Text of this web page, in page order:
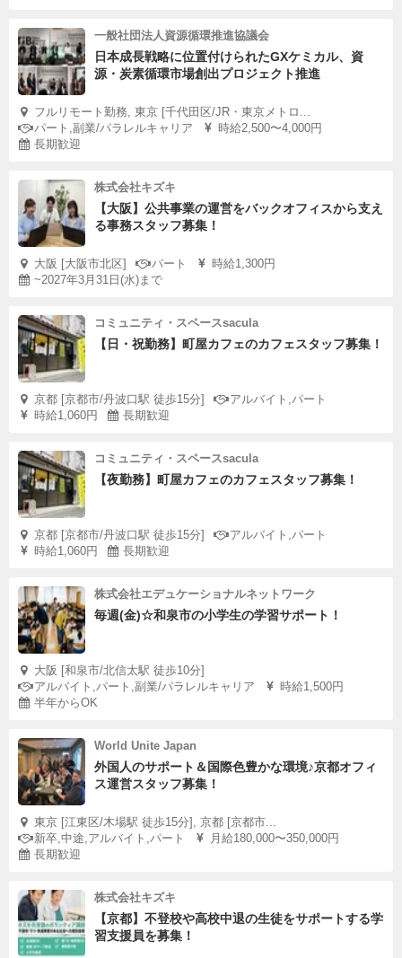
一般社団法人資源循環推進協議会
日本成長戦略に位置付けられたGXケミカル、資
源・炭素循環市場創出プロジェクト推進
フルリモート勤務, 東京 [千代田区/JR・東京メトロ...
パート,副業/パラレルキャリア
時給2,500〜4,000円
長期歓迎
株式会社キズキ
【大阪】公共事業の運営をバックオフィスから支え
る事務スタッフ募集！
大阪 [大阪市北区] パート
時給1,300円
~2027年3月31日(水)まで
コミュニティ・スペースsacula
【日・祝勤務】町屋カフェのカフェスタッフ募集！
京都 [京都市/丹波口駅 徒歩15分]
アルバイト,パート
時給1,060円
長期歓迎
コミュニティ・スペースsacula
【夜勤務】町屋カフェのカフェスタッフ募集！
京都 [京都市/丹波口駅 徒歩15分]
アルバイト,パート
時給1,060円
長期歓迎
株式会社エデュケーショナルネットワーク
毎週(金)☆和泉市の小学生の学習サポート！
大阪 [和泉市/北信太駅 徒歩10分]
アルバイト,パート,副業/パラレルキャリア
時給1,500円
半年からOK
World Unite Japan
外国人のサポート＆国際色豊かな環境♪京都オフィ
ス運営スタッフ募集！
東京 [江東区/木場駅 徒歩15分], 京都 [京都市...
新卒,中途,アルバイト,パート
月給180,000〜350,000円
長期歓迎
株式会社キズキ
【京都】不登校や高校中退の生徒をサポートする学
習支援員を募集！